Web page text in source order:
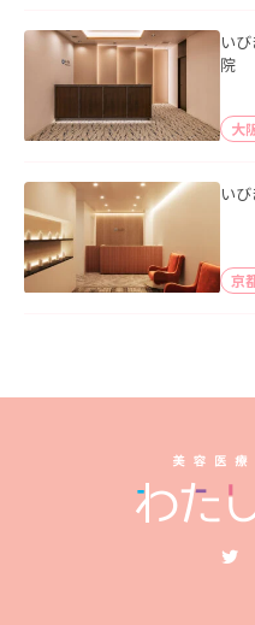
い
院
大
い
京